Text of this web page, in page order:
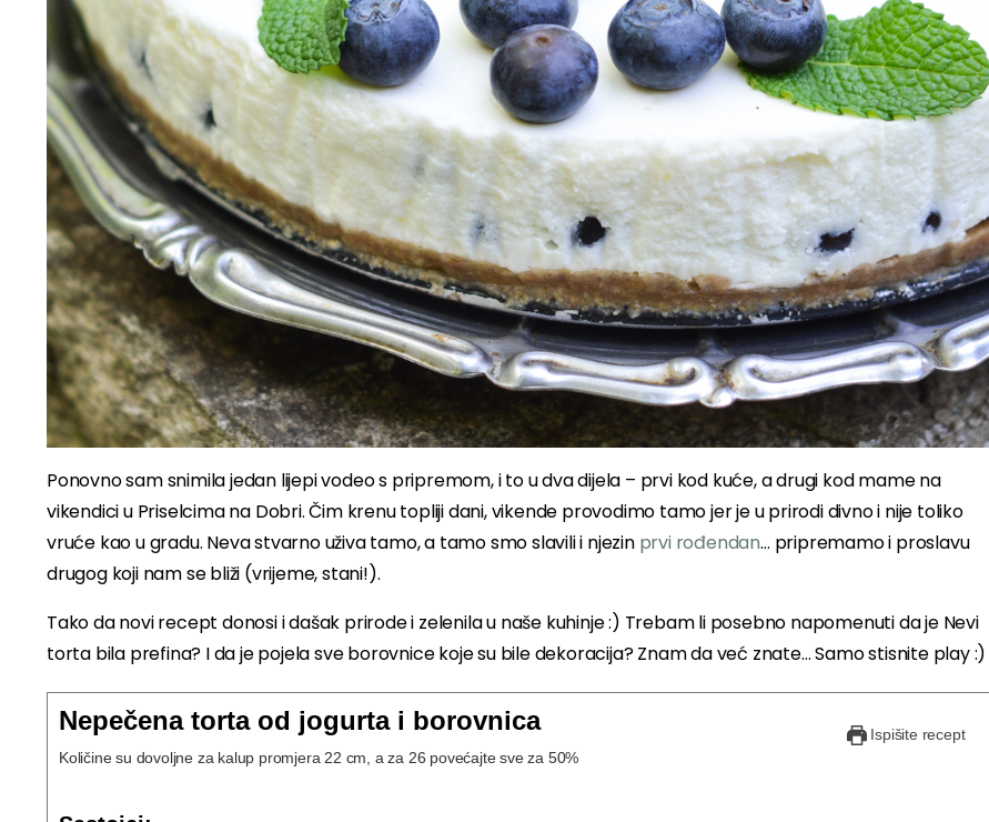
Ponovno sam snimila jedan lijepi vodeo s pripremom, i to u dva dijela – prvi kod kuće, a drugi kod mame na
vikendici u Priselcima na Dobri. Čim krenu topliji dani, vikende provodimo tamo jer je u prirodi divno i nije toliko
vruće kao u gradu. Neva stvarno uživa tamo, a tamo smo slavili i njezin prvi rođendan… pripremamo i proslavu
drugog koji nam se bliži (vrijeme, stani!).
Tako da novi recept donosi i dašak prirode i zelenila u naše kuhinje :) Trebam li posebno napomenuti da je Nevi
torta bila prefina? I da je pojela sve borovnice koje su bile dekoracija? Znam da već znate… Samo stisnite play :)
Ispišite recept
Nepečena torta od jogurta i borovnica
Količine su dovoljne za kalup promjera 22 cm, a za 26 povećajte sve za 50%